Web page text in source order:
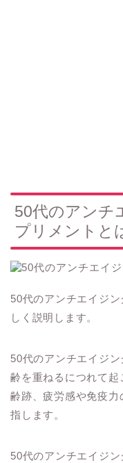
50代のアンチ
プリメントと
50代のアンチエイジ
しく説明します。
50代のアンチエイジ
齢を重ねるにつれて
齢跡、疲労感や免疫
指します。
50代のアンチエイジ